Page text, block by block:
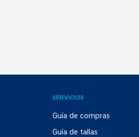
SERVICIOS
Guía de compras
Guía de tallas